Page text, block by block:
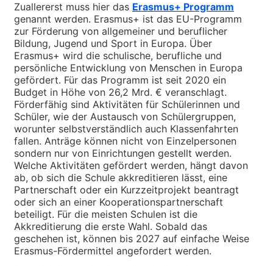
Zuallererst muss hier das Erasmus+ Programm
genannt werden. Erasmus+ ist das EU-Programm
zur Förderung von allgemeiner und beruflicher
Bildung, Jugend und Sport in Europa. Über
Erasmus+ wird die schulische, berufliche und
persönliche Entwicklung von Menschen in Europa
gefördert. Für das Programm ist seit 2020 ein
Budget in Höhe von 26,2 Mrd. € veranschlagt.
Förderfähig sind Aktivitäten für Schülerinnen und
Schüler, wie der Austausch von Schülergruppen,
worunter selbstverständlich auch Klassenfahrten
fallen. Anträge können nicht von Einzelpersonen
sondern nur von Einrichtungen gestellt werden.
Welche Aktivitäten gefördert werden, hängt davon
ab, ob sich die Schule akkreditieren lässt, eine
Partnerschaft oder ein Kurzzeitprojekt beantragt
oder sich an einer Kooperationspartnerschaft
beteiligt. Für die meisten Schulen ist die
Akkreditierung die erste Wahl. Sobald das
geschehen ist, können bis 2027 auf einfache Weise
Erasmus-Fördermittel angefordert werden.